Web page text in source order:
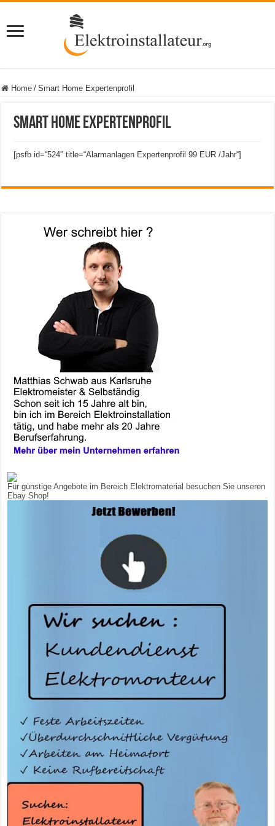
Home / Smart Home Expertenprofil
Smart Home Expertenprofil
[psfb id=“524″ title=“Alarmanlagen Expertenprofil 99 EUR /Jahr“]
Für günstige Angebote im Bereich Elektromaterial besuchen Sie unseren
Ebay Shop!